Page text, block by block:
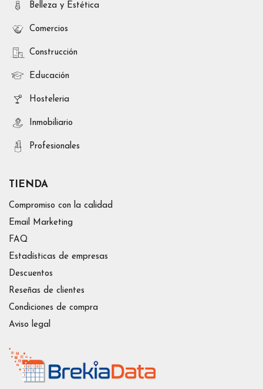
Belleza y Estética
Comercios
Construcción
Educación
Hosteleria
Inmobiliario
Profesionales
TIENDA
Compromiso con la calidad
Email Marketing
FAQ
Estadísticas de empresas
Descuentos
Reseñas de clientes
Condiciones de compra
Aviso legal